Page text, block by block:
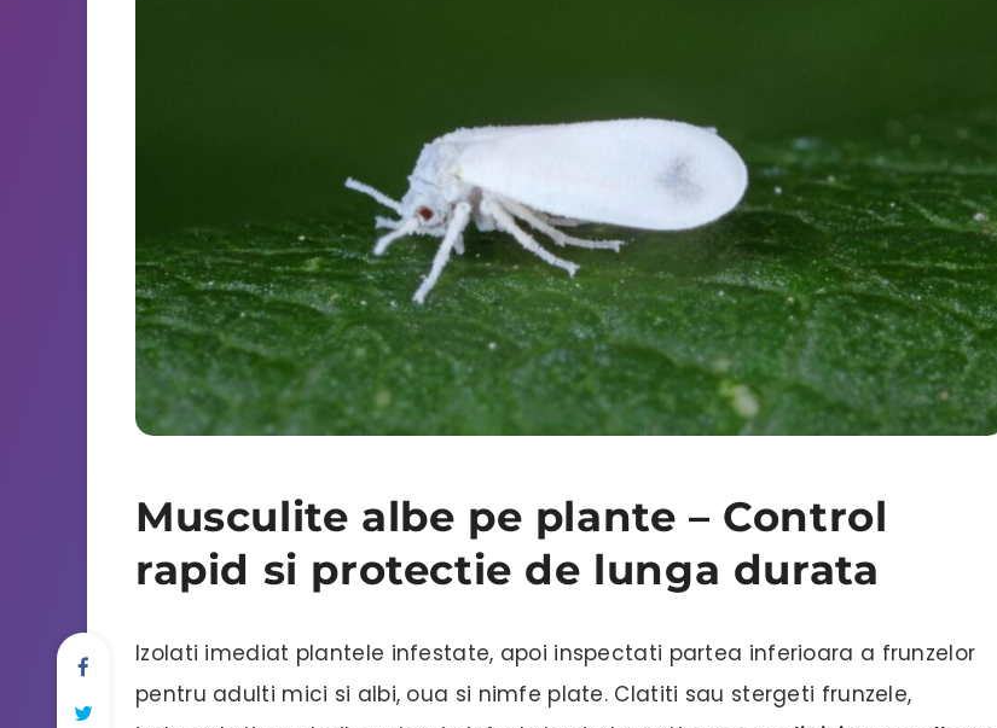
Musculite albe pe plante – Control
rapid si protectie de lunga durata
Izolati imediat plantele infestate, apoi inspectati partea inferioara a frunzelor
pentru adulti mici si albi, oua si nimfe plate. Clatiti sau stergeti frunzele,